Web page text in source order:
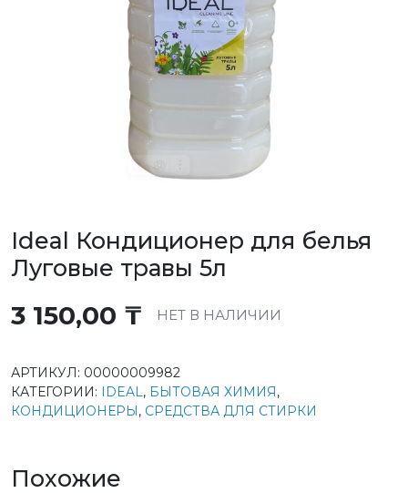
Ideal Кондиционер для белья
Луговые травы 5л
3 150,00 ₸ НЕТ В НАЛИЧИИ
АРТИКУЛ: 00000009982
КАТЕГОРИИ: IDEAL, БЫТОВАЯ ХИМИЯ,
КОНДИЦИОНЕРЫ, СРЕДСТВА ДЛЯ СТИРКИ
Похожие